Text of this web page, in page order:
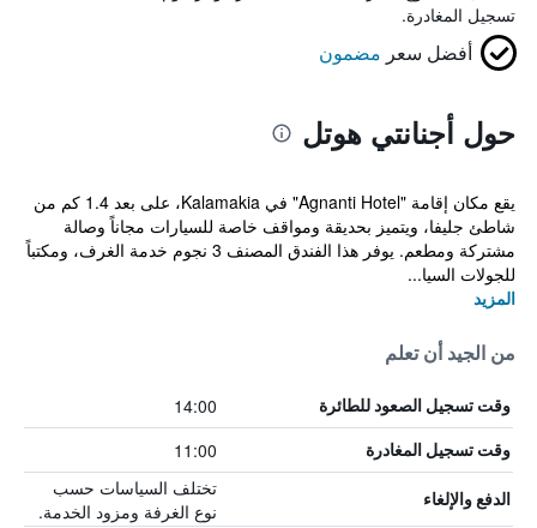
تسجيل المغادرة.
أفضل سعر مضمون
حول أجنانتي هوتل
يقع مكان إقامة "Agnanti Hotel" في Kalamakia، على بعد 1.4 كم من
شاطئ جليفا، ويتميز بحديقة ومواقف خاصة للسيارات مجاناً وصالة
مشتركة ومطعم. يوفر هذا الفندق المصنف 3 نجوم خدمة الغرف، ومكتباً
للجولات السيا...
المزيد
من الجيد أن تعلم
وقت تسجيل الصعود للطائرة 14:00
وقت تسجيل المغادرة 11:00
الدفع والإلغاء
تختلف السياسات حسب
نوع الغرفة ومزود الخدمة.